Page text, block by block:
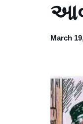
આવ
March